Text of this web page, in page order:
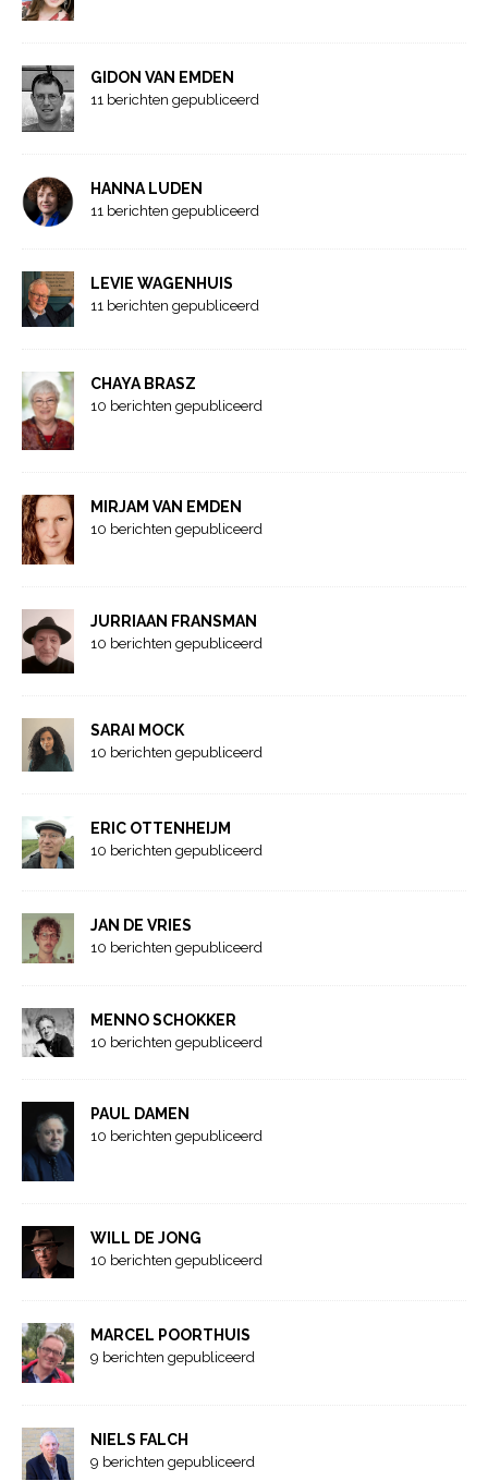
GIDON VAN EMDEN
11 berichten gepubliceerd
HANNA LUDEN
11 berichten gepubliceerd
LEVIE WAGENHUIS
11 berichten gepubliceerd
CHAYA BRASZ
10 berichten gepubliceerd
MIRJAM VAN EMDEN
10 berichten gepubliceerd
JURRIAAN FRANSMAN
10 berichten gepubliceerd
SARAI MOCK
10 berichten gepubliceerd
ERIC OTTENHEIJM
10 berichten gepubliceerd
JAN DE VRIES
10 berichten gepubliceerd
MENNO SCHOKKER
10 berichten gepubliceerd
PAUL DAMEN
10 berichten gepubliceerd
WILL DE JONG
10 berichten gepubliceerd
MARCEL POORTHUIS
9 berichten gepubliceerd
NIELS FALCH
9 berichten gepubliceerd